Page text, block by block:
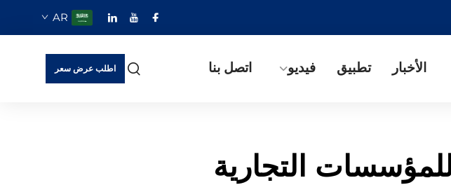
AR
الأخبار تطبيق فيديو اتصل بنا اطلب عرض سعر
التجارية